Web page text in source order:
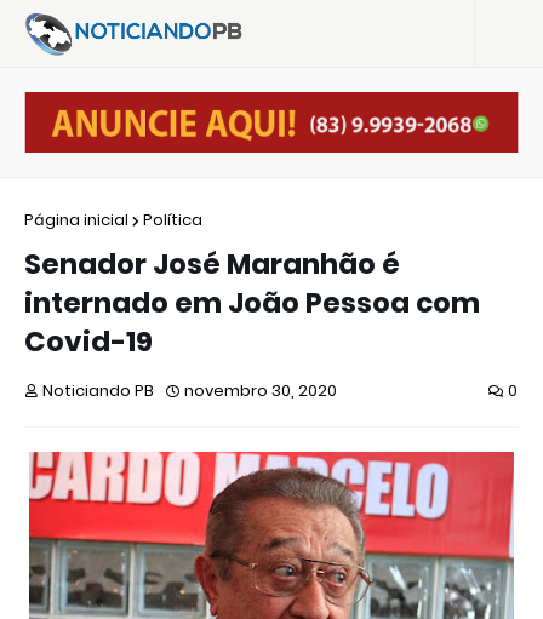
Página inicial Política
Senador José Maranhão é
internado em João Pessoa com
Covid-19
Noticiando PB novembro 30, 2020 0